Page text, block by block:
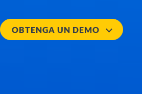
OBTENGA UN DEMO